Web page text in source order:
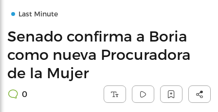
Last Minute
Senado confirma a Boria
como nueva Procuradora
de la Mujer
0